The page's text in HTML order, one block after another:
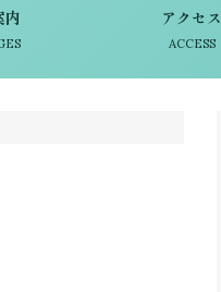
内 アクセス
ACCESS